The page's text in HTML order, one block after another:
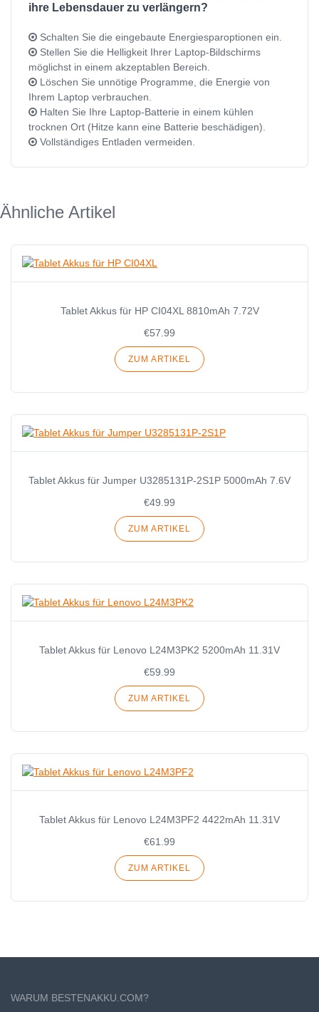
ihre Lebensdauer zu verlängern?
Schalten Sie die eingebaute Energiesparoptionen ein.
Stellen Sie die Helligkeit Ihrer Laptop-Bildschirms
möglichst in einem akzeptablen Bereich.
Löschen Sie unnötige Programme, die Energie von
Ihrem Laptop verbrauchen.
Halten Sie Ihre Laptop-Batterie in einem kühlen
trocknen Ort (Hitze kann eine Batterie beschädigen).
Vollständiges Entladen vermeiden.
Ähnliche Artikel
Tablet Akkus für HP CI04XL 8810mAh 7.72V
€57.99
ZUM ARTIKEL
Tablet Akkus für Jumper U3285131P-2S1P 5000mAh 7.6V
€49.99
ZUM ARTIKEL
Tablet Akkus für Lenovo L24M3PK2 5200mAh 11.31V
€59.99
ZUM ARTIKEL
Tablet Akkus für Lenovo L24M3PF2 4422mAh 11.31V
€61.99
ZUM ARTIKEL
WARUM BESTENAKKU.COM?